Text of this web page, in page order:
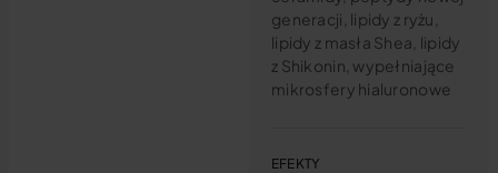
generacji, lipidy z ryżu,
lipidy z masła Shea, lipidy
z Shikonin, wypełniające
mikrosfery hialuronowe
EFEKTY